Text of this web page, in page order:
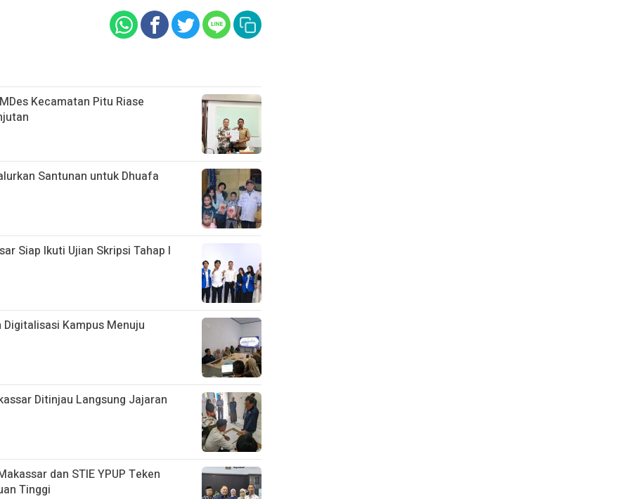
Kecamatan Pitu Riase
Santunan untuk Dhuafa
Siap Ikuti Ujian Skripsi Tahap I
Digitalisasi Kampus Menuju
Ditinjau Langsung Jajaran
dan STIE YPUP Teken
Tinggi